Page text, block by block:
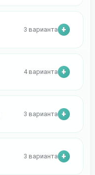
3 варианта
4 варианта
3 варианта
3 варианта